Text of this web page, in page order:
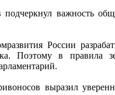
важность
России
Поэтому в правила
выразил